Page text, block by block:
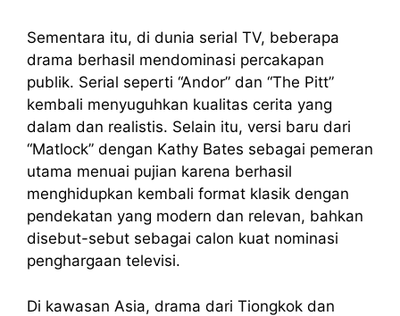
Sementara itu, di dunia serial TV, beberapa
drama berhasil mendominasi percakapan
publik. Serial seperti “Andor” dan “The Pitt”
kembali menyuguhkan kualitas cerita yang
dalam dan realistis. Selain itu, versi baru dari
“Matlock” dengan Kathy Bates sebagai pemeran
utama menuai pujian karena berhasil
menghidupkan kembali format klasik dengan
pendekatan yang modern dan relevan, bahkan
disebut-sebut sebagai calon kuat nominasi
penghargaan televisi.
Di kawasan Asia, drama dari Tiongkok dan